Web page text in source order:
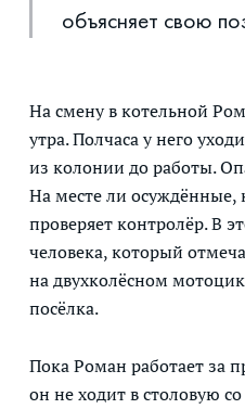
объясняет свою
На смену в котельной
утра. Полчаса у него
из колонии до работы.
На месте ли осуждённые,
проверяет контролёр. В
человека, который
на двухколёсном
посёлка.
Пока Роман работает за
он не ходит в столовую